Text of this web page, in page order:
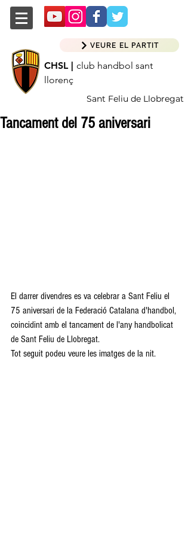
CHSL | club handbol sant
llorenç
Sant Feliu de Llobregat
VEURE EL PARTIT
Tancament del 75 aniversari
El darrer divendres es va celebrar a Sant Feliu el
75 aniversari de la Federació Catalana d'handbol,
coincidint amb el tancament de l'any handbolicat
de Sant Feliu de Llobregat.
Tot seguit podeu veure les imatges de la nit.